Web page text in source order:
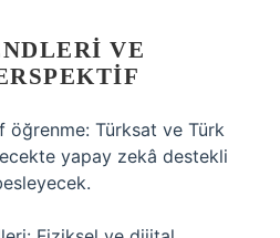
VE
öğrenme: Türksat ve Türk
yapay zekâ destekli